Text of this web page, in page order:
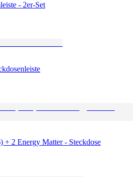
- 2er-Set
+ 2 Energy Matter - Steckdose